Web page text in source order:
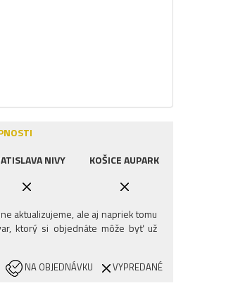
NIVY KOŠICE AUPARK
aktualizujeme, ale aj napriek tomu
ktorý si objednáte môže byť už
NA OBJEDNÁVKU VYPREDANÉ